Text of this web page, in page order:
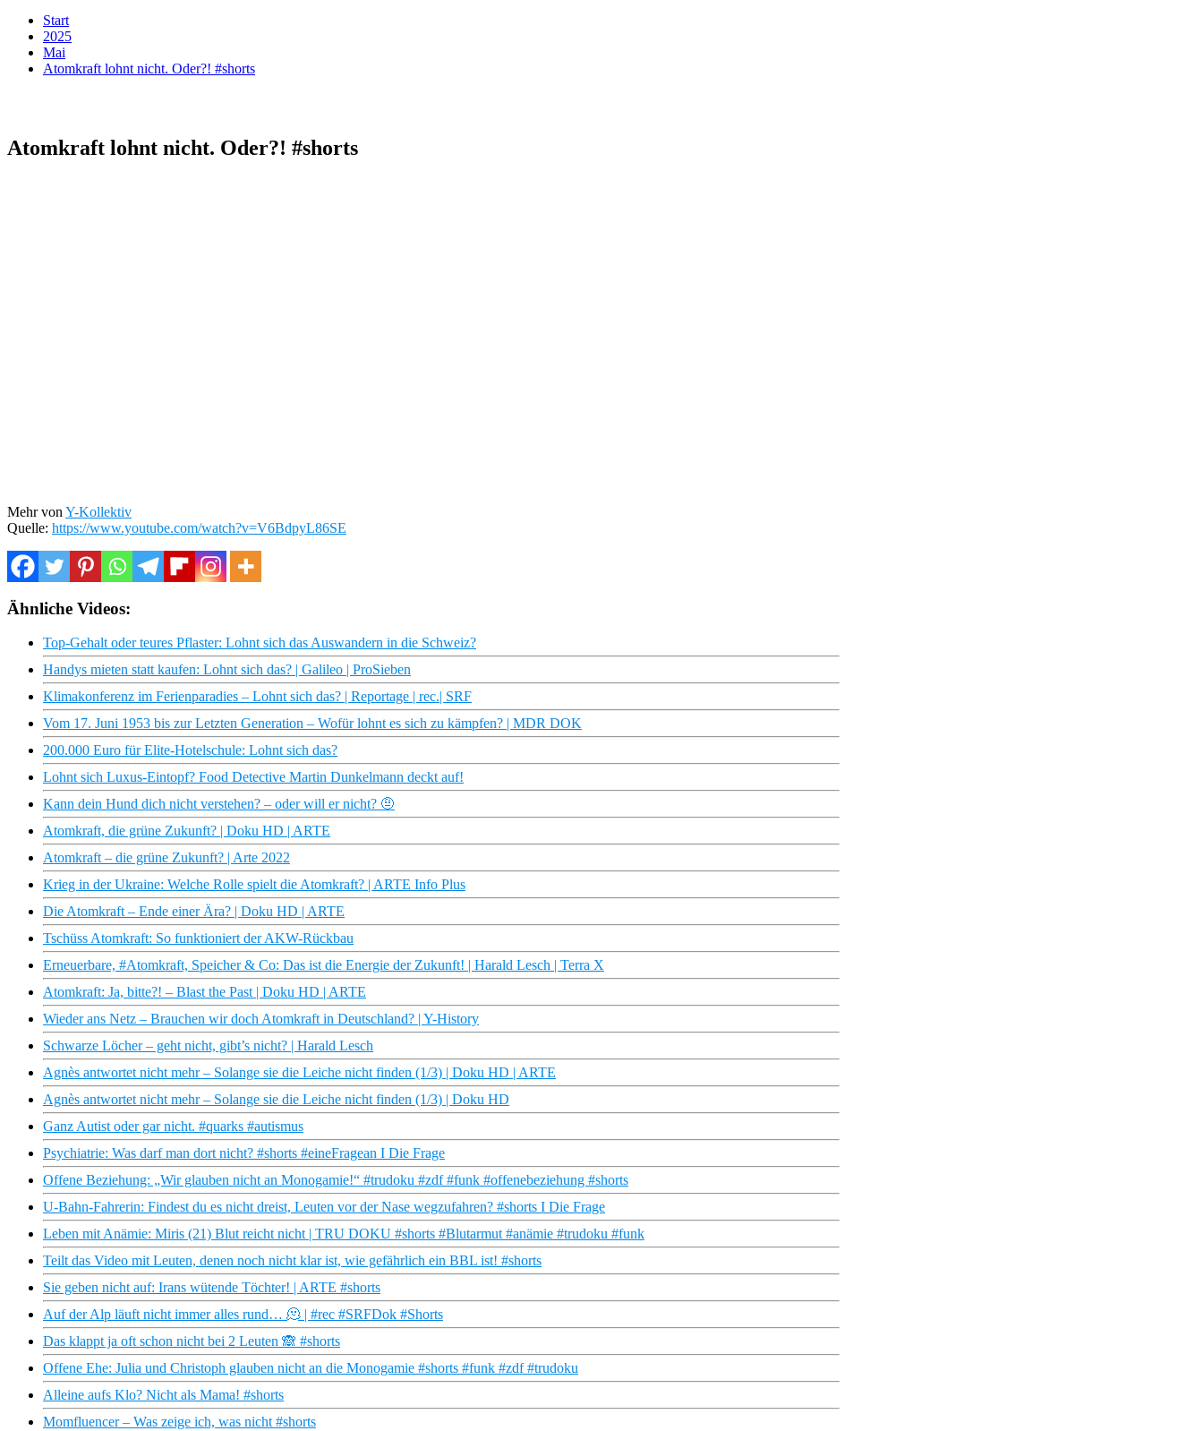
Start
2025
Mai
Atomkraft lohnt nicht. Oder?! #shorts
Atomkraft lohnt nicht. Oder?! #shorts
Mehr von Y-Kollektiv
Quelle: https://www.youtube.com/watch?v=V6BdpyL86SE
Ähnliche Videos:
Top-Gehalt oder teures Pflaster: Lohnt sich das Auswandern in die Schweiz?
Handys mieten statt kaufen: Lohnt sich das? | Galileo | ProSieben
Klimakonferenz im Ferienparadies – Lohnt sich das? | Reportage | rec.| SRF
Vom 17. Juni 1953 bis zur Letzten Generation – Wofür lohnt es sich zu kämpfen? | MDR DOK
200.000 Euro für Elite-Hotelschule: Lohnt sich das?
Lohnt sich Luxus-Eintopf? Food Detective Martin Dunkelmann deckt auf!
Kann dein Hund dich nicht verstehen? – oder will er nicht? 🤨
Atomkraft, die grüne Zukunft? | Doku HD | ARTE
Atomkraft – die grüne Zukunft? | Arte 2022
Krieg in der Ukraine: Welche Rolle spielt die Atomkraft? | ARTE Info Plus
Die Atomkraft – Ende einer Ära? | Doku HD | ARTE
Tschüss Atomkraft: So funktioniert der AKW-Rückbau
Erneuerbare, #Atomkraft, Speicher & Co: Das ist die Energie der Zukunft! | Harald Lesch | Terra X
Atomkraft: Ja, bitte?! – Blast the Past | Doku HD | ARTE
Wieder ans Netz – Brauchen wir doch Atomkraft in Deutschland? | Y-History
Schwarze Löcher – geht nicht, gibt’s nicht? | Harald Lesch
Agnès antwortet nicht mehr – Solange sie die Leiche nicht finden (1/3) | Doku HD | ARTE
Agnès antwortet nicht mehr – Solange sie die Leiche nicht finden (1/3) | Doku HD
Ganz Autist oder gar nicht. #quarks #autismus
Psychiatrie: Was darf man dort nicht? #shorts #eineFragean I Die Frage
Offene Beziehung: „Wir glauben nicht an Monogamie!“ #trudoku #zdf #funk #offenebeziehung #shorts
U-Bahn-Fahrerin: Findest du es nicht dreist, Leuten vor der Nase wegzufahren? #shorts I Die Frage
Leben mit Anämie: Miris (21) Blut reicht nicht | TRU DOKU #shorts #Blutarmut #anämie #trudoku #funk
Teilt das Video mit Leuten, denen noch nicht klar ist, wie gefährlich ein BBL ist! #shorts
Sie geben nicht auf: Irans wütende Töchter! | ARTE #shorts
Auf der Alp läuft nicht immer alles rund… 🫠 | #rec #SRFDok #Shorts
Das klappt ja oft schon nicht bei 2 Leuten 🙈 #shorts
Offene Ehe: Julia und Christoph glauben nicht an die Monogamie #shorts #funk #zdf #trudoku
Alleine aufs Klo? Nicht als Mama! #shorts
Momfluencer – Was zeige ich, was nicht #shorts